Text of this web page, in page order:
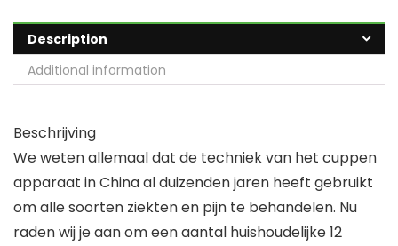
Description
Additional information
Beschrijving
We weten allemaal dat de techniek van het cuppen
apparaat in China al duizenden jaren heeft gebruikt
om alle soorten ziekten en pijn te behandelen. Nu
raden wij je aan om een aantal huishoudelijke 12